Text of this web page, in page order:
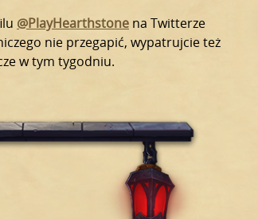
@PlayHearthstone na Twitterze
nie przegapić, wypatrujcie też
w tym tygodniu.